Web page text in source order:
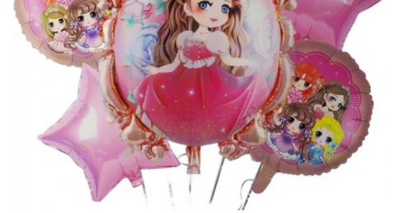
Costume Printi
Costume Vrajitoare Copii
Costume pentru Halloween
Costume Populare
Baloane latex
Pinata petreceri